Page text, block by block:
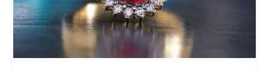
og
Falske